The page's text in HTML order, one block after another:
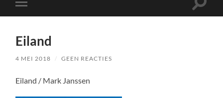
Toggle
mobiel
Toggle
Eiland
4 MEI 2018 / GEEN REACTIES
Eiland / Mark Janssen